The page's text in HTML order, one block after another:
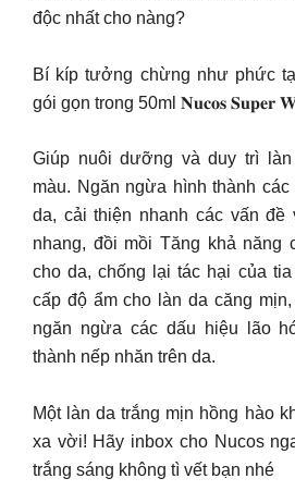
độc nhất cho nàng?
Bí kíp tưởng chừng như phức
gói gọn trong 50ml 𝐍𝐮𝐜𝐨𝐬 𝐒𝐮𝐩𝐞𝐫
Giúp nuôi dưỡng và duy trì làn
màu. Ngăn ngừa hình thành
da, cải thiện nhanh các vấn đề
nhang, đồi mồi Tăng khả năng
cho da, chống lại tác hại của
cấp độ ẩm cho làn da căng
ngăn ngừa các dấu hiệu lão
thành nếp nhăn trên da.
Một làn da trắng mịn hồng hào
xa vời! Hãy inbox cho Nucos
trắng sáng không tì vết bạn nhé